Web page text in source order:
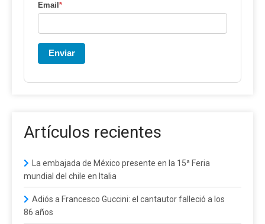
Email *
Enviar
Artículos recientes
La embajada de México presente en la 15ª Feria
mundial del chile en Italia
Adiós a Francesco Guccini: el cantautor falleció a los
86 años